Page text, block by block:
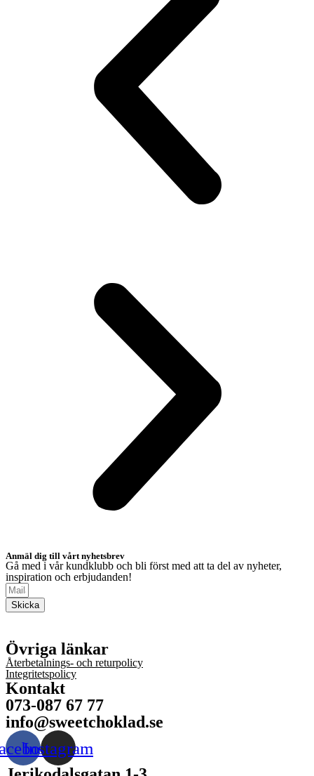
Anmäl dig till vårt nyhetsbrev
Gå med i vår kundklubb och bli först med att ta del av nyheter,
inspiration och erbjudanden!
Skicka
Övriga länkar
Återbetalnings- och returpolicy
Integritetspolicy
Kontakt
073-087 67 77
info@sweetchoklad.se
Instagram